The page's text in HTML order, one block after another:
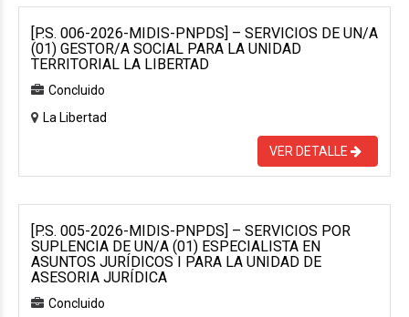
[P.S. 006-2026-MIDIS-PNPDS] – SERVICIOS DE UN/A
(01) GESTOR/A SOCIAL PARA LA UNIDAD
TERRITORIAL LA LIBERTAD
Concluido
La Libertad
VER DETALLE
[P.S. 005-2026-MIDIS-PNPDS] – SERVICIOS POR
SUPLENCIA DE UN/A (01) ESPECIALISTA EN
ASUNTOS JURÍDICOS I PARA LA UNIDAD DE
ASESORIA JURÍDICA
Concluido